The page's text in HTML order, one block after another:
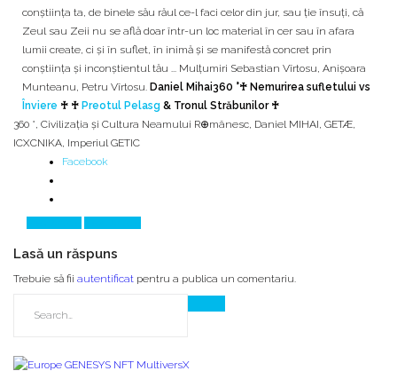
conştiinţa ta, de binele său răul ce-l faci celor din jur, sau ţie însuţi, că
Zeul sau Zeii nu se află doar într-un loc material în cer sau în afara
lumii create, ci şi în suflet, în inimă şi se manifestă concret prin
conştiinţa și inconștientul tău ... Mulțumiri Sebastian Vîrtosu, Anişoara
Munteanu, Petru Vîrtosu. Daniel Mihai360 °♰ Nemurirea sufletului vs
Înviere ♰ ♰ Preotul Pelasg & Tronul Străbunilor ♰
360 °, Civilizația și Cultura Neamului R⊕mânesc, Daniel MIHAI, GETÆ,
ICXCNIKA, Imperiul GETIC
Facebook
Lasă un răspuns
Trebuie să fii autentificat pentru a publica un comentariu.